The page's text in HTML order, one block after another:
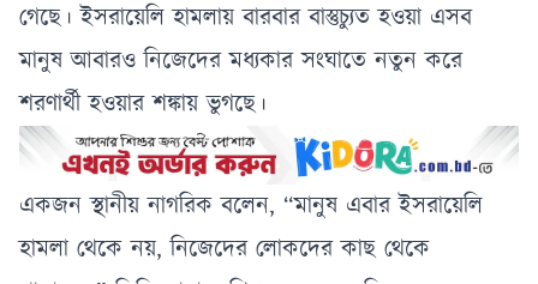
গেছে। ইসরায়েলি হামলায় বারবার বাস্তুচ্যুত হওয়া এসব
মানুষ আবারও নিজেদের মধ্যকার সংঘাতে নতুন করে
শরণার্থী হওয়ার শঙ্কায় ভুগছে।
একজন স্থানীয় নাগরিক বলেন, “মানুষ এবার ইসরায়েলি
হামলা থেকে নয়, নিজেদের লোকদের কাছ থেকে